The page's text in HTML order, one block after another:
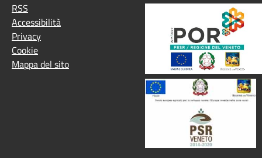
RSS
Accessibilità
Privacy
Cookie
Mappa del sito